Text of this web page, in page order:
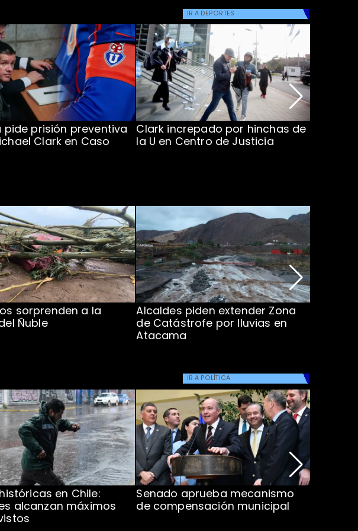
IR A DEPORTES
pide prisión preventiva
Clark en Caso
Clark increpado por hinchas de
la U en Centro de Justicia
sorprenden a la
Ñuble
Alcaldes piden extender Zona
de Catástrofe por lluvias en
Atacama
IR A POLÍTICA
en Chile:
alcanzan máximos
Senado aprueba mecanismo
de compensación municipal